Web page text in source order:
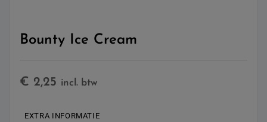
Bounty Ice Cream
€ 2,25 incl. btw
EXTRA INFORMATIE